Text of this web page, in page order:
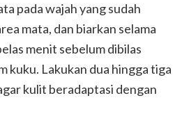
pada wajah yang sudah
mata, dan biarkan selama
menit sebelum dibilas
kuku. Lakukan dua hingga tiga
kulit beradaptasi dengan